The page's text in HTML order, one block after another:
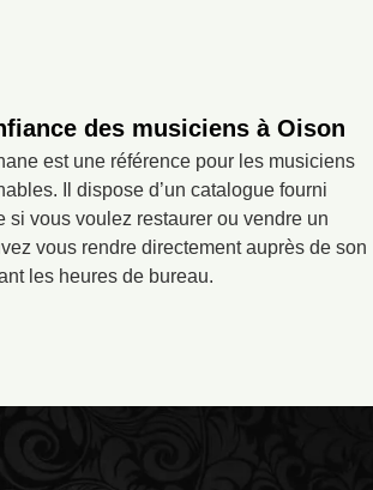
des musiciens à Oison
est une référence pour les musiciens
Il dispose d’un catalogue fourni
si vous voulez restaurer ou vendre un
vous rendre directement auprès de son
les heures de bureau.